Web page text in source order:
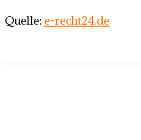
Quelle: e-recht24.de